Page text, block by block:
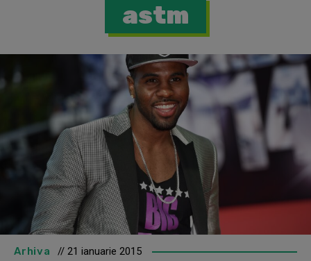
astm
Arhiva // 21 ianuarie 2015